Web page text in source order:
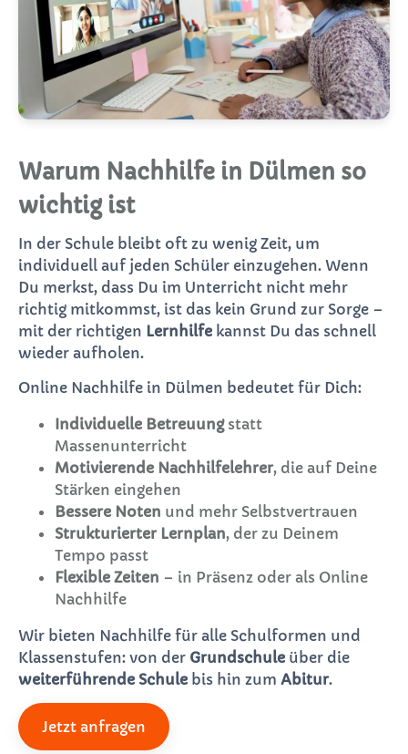
Warum Nachhilfe in Dülmen so
wichtig ist
In der Schule bleibt oft zu wenig Zeit, um
individuell auf jeden Schüler einzugehen. Wenn
Du merkst, dass Du im Unterricht nicht mehr
richtig mitkommst, ist das kein Grund zur Sorge –
mit der richtigen Lernhilfe kannst Du das schnell
wieder aufholen.
Online Nachhilfe in Dülmen bedeutet für Dich:
Individuelle Betreuungstatt
Massenunterricht
Motivierende Nachhilfelehrer, die auf Deine
Stärken eingehen
Bessere Noten und mehr Selbstvertrauen
Strukturierter Lernplan, der zu Deinem
Tempo passt
Flexible Zeiten – in Präsenz oder als Online
Nachhilfe
Wir bieten Nachhilfe für alle Schulformen und
Klassenstufen: von der Grundschule über die
weiterführende Schule bis hin zum Abitur.
Jetzt anfragen